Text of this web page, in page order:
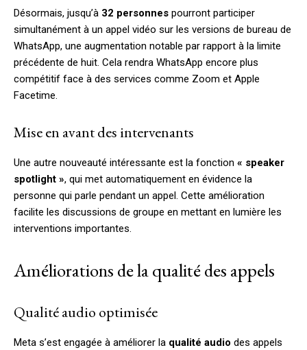
Désormais, jusqu’à 32 personnes pourront participer
simultanément à un appel vidéo sur les versions de bureau de
WhatsApp, une augmentation notable par rapport à la limite
précédente de huit. Cela rendra WhatsApp encore plus
compétitif face à des services comme Zoom et Apple
Facetime.
Mise en avant des intervenants
Une autre nouveauté intéressante est la fonction « speaker
spotlight », qui met automatiquement en évidence la
personne qui parle pendant un appel. Cette amélioration
facilite les discussions de groupe en mettant en lumière les
interventions importantes.
Améliorations de la qualité des appels
Qualité audio optimisée
Meta s’est engagée à améliorer la qualité audio des appels